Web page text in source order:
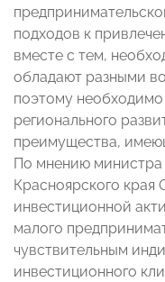
подходов к
вместе с тем,
обладают разными
поэтому
регионального
преимущества,
По мнению
Красноярского края
инвестиционной
малого
чувствительным
инвестиционного